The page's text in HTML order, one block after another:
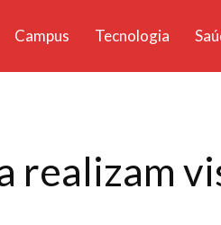
Campus Tecnologia
realizam